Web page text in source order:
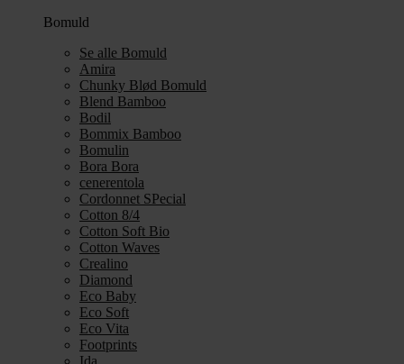
Bomuld
Se alle Bomuld
Amira
Chunky Blød Bomuld
Blend Bamboo
Bodil
Bommix Bamboo
Bomulin
Bora Bora
cenerentola
Cordonnet SPecial
Cotton 8/4
Cotton Soft Bio
Cotton Waves
Crealino
Diamond
Eco Baby
Eco Soft
Eco Vita
Footprints
Ida